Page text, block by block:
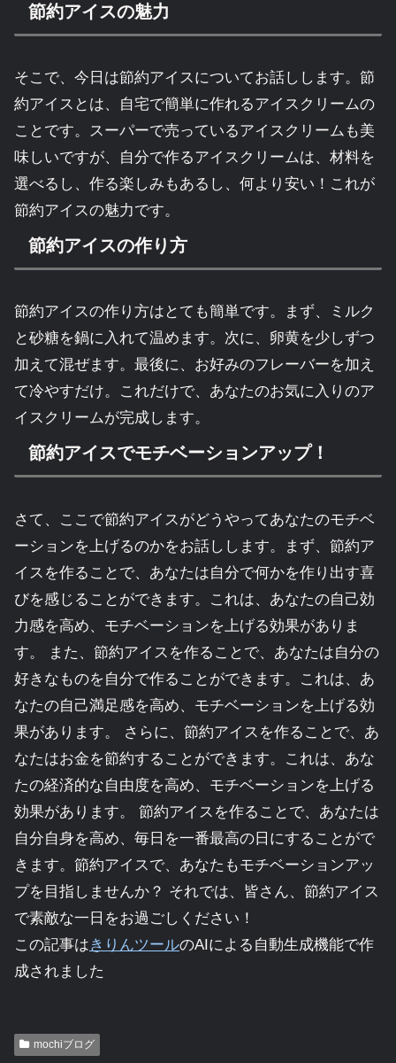
節約アイスの魅力
そこで、今日は節約アイスについてお話しします。節
約アイスとは、自宅で簡単に作れるアイスクリームの
ことです。スーパーで売っているアイスクリームも美
味しいですが、自分で作るアイスクリームは、材料を
選べるし、作る楽しみもあるし、何より安い！これが
節約アイスの魅力です。
節約アイスの作り方
節約アイスの作り方はとても簡単です。まず、ミルク
と砂糖を鍋に入れて温めます。次に、卵黄を少しずつ
加えて混ぜます。最後に、お好みのフレーバーを加え
て冷やすだけ。これだけで、あなたのお気に入りのア
イスクリームが完成します。
節約アイスでモチベーションアップ！
さて、ここで節約アイスがどうやってあなたのモチベ
ーションを上げるのかをお話しします。まず、節約ア
イスを作ることで、あなたは自分で何かを作り出す喜
びを感じることができます。これは、あなたの自己効
力感を高め、モチベーションを上げる効果がありま
す。 また、節約アイスを作ることで、あなたは自分の
好きなものを自分で作ることができます。これは、あ
なたの自己満足感を高め、モチベーションを上げる効
果があります。 さらに、節約アイスを作ることで、あ
なたはお金を節約することができます。これは、あな
たの経済的な自由度を高め、モチベーションを上げる
効果があります。 節約アイスを作ることで、あなたは
自分自身を高め、毎日を一番最高の日にすることがで
きます。節約アイスで、あなたもモチベーションアッ
プを目指しませんか？ それでは、皆さん、節約アイス
で素敵な一日をお過ごしください！
この記事はきりんツールのAIによる自動生成機能で作
成されました
mochiブログ